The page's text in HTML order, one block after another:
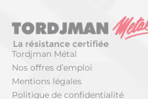
Tordjman Métal
Nos offres d’emploi
Mentions légales
Politique de confidentialité